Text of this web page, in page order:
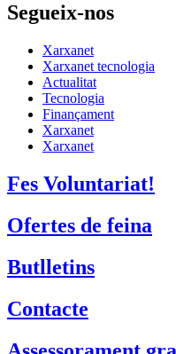
Segueix-nos
Xarxanet
Xarxanet tecnologia
Actualitat
Tecnologia
Finançament
Xarxanet
Xarxanet
Fes Voluntariat!
Ofertes de feina
Butlletins
Contacte